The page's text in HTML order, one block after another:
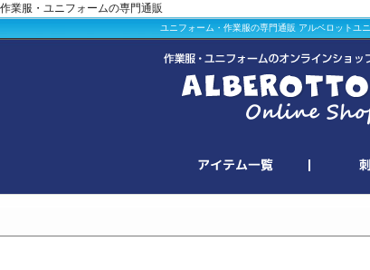
作業服・ユニフォームの専門通販
ユニフォーム・作業服の専門通販 アルベロットユニ